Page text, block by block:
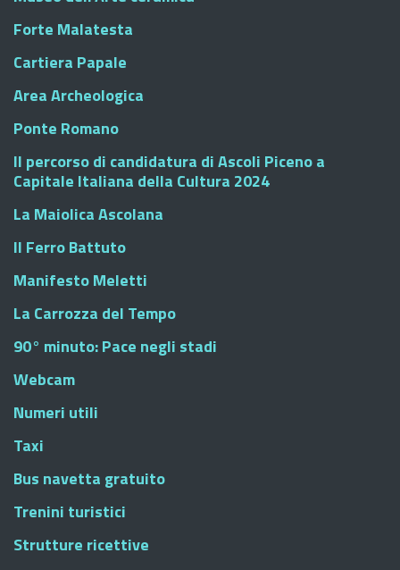
Forte Malatesta
Cartiera Papale
Area Archeologica
Ponte Romano
Il percorso di candidatura di Ascoli Piceno a
Capitale Italiana della Cultura 2024
La Maiolica Ascolana
Il Ferro Battuto
Manifesto Meletti
La Carrozza del Tempo
90° minuto: Pace negli stadi
Webcam
Numeri utili
Taxi
Bus navetta gratuito
Trenini turistici
Strutture ricettive